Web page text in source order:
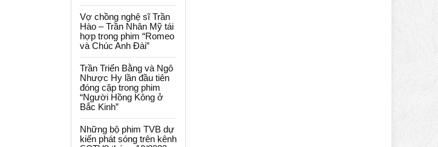
Vợ chồng nghệ sĩ Trần
Hào – Trần Nhân Mỹ tái
hợp trong phim “Romeo
và Chúc Anh Đài”
Trần Triển Bằng và Ngô
Nhược Hy lần đầu tiên
đóng cặp trong phim
“Người Hồng Kông ở
Bắc Kinh”
Những bộ phim TVB dự
kiến phát sóng trên kênh